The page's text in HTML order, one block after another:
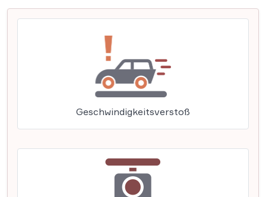
Geschwindigkeitsverstoß